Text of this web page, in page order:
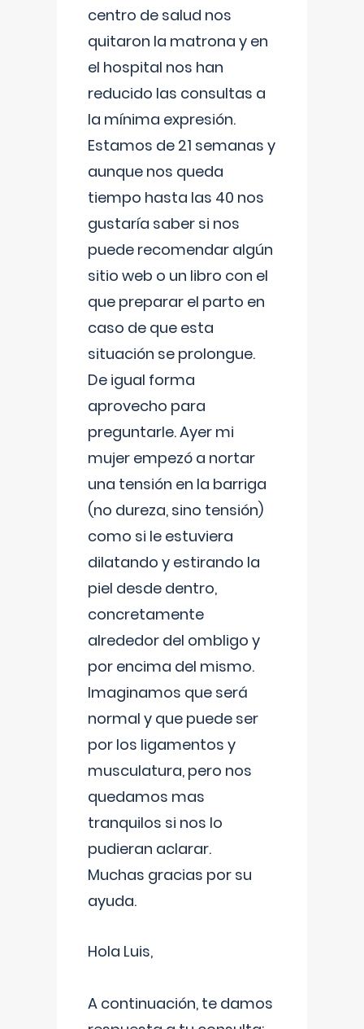
centro de salud nos
quitaron la matrona y en
el hospital nos han
reducido las consultas a
la mínima expresión.
Estamos de 21 semanas y
aunque nos queda
tiempo hasta las 40 nos
gustaría saber si nos
puede recomendar algún
sitio web o un libro con el
que preparar el parto en
caso de que esta
situación se prolongue.
De igual forma
aprovecho para
preguntarle. Ayer mi
mujer empezó a nortar
una tensión en la barriga
(no dureza, sino tensión)
como si le estuviera
dilatando y estirando la
piel desde dentro,
concretamente
alrededor del ombligo y
por encima del mismo.
Imaginamos que será
normal y que puede ser
por los ligamentos y
musculatura, pero nos
quedamos mas
tranquilos si nos lo
pudieran aclarar.
Muchas gracias por su
ayuda.
Hola Luis,
A continuación, te damos